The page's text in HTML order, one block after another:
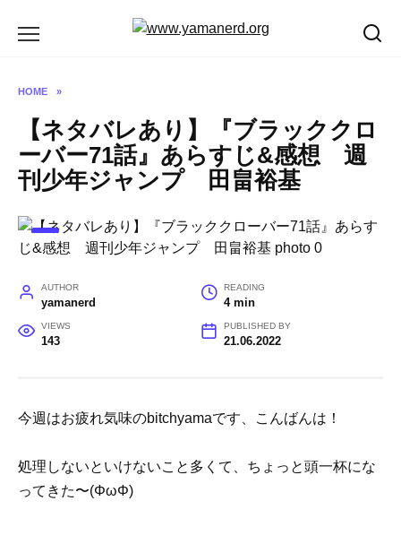
HOME »
【ネタバレあり】『ブラッククロ
ーバー71話』あらすじ&感想 週
刊少年ジャンプ 田畠裕基
AUTHOR
yamanerd
READING
4 min
VIEWS
143
PUBLISHED BY
21.06.2022
今週はお疲れ気味のbitchyamaです、こんばんは！
処理しないといけないこと多くて、ちょっと頭一杯にな
ってきた〜(ΦωΦ)